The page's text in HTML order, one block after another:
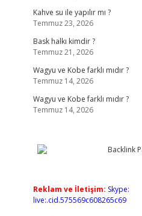
Kahve su ile yapılır mı ?
Temmuz 23, 2026
Bask halkı kimdir ?
Temmuz 21, 2026
Wagyu ve Kobe farklı mıdır ?
Temmuz 14, 2026
Wagyu ve Kobe farklı mıdır ?
Temmuz 14, 2026
Reklam ve İletişim: Skype:
live:.cid.575569c608265c69